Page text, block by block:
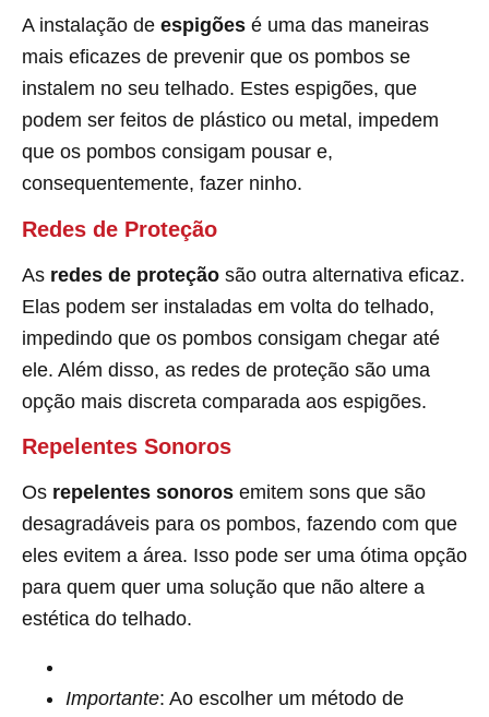
A instalação de espigões é uma das maneiras
mais eficazes de prevenir que os pombos se
instalem no seu telhado. Estes espigões, que
podem ser feitos de plástico ou metal, impedem
que os pombos consigam pousar e,
consequentemente, fazer ninho.
Redes de Proteção
As redes de proteção são outra alternativa eficaz.
Elas podem ser instaladas em volta do telhado,
impedindo que os pombos consigam chegar até
ele. Além disso, as redes de proteção são uma
opção mais discreta comparada aos espigões.
Repelentes Sonoros
Os repelentes sonoros emitem sons que são
desagradáveis para os pombos, fazendo com que
eles evitem a área. Isso pode ser uma ótima opção
para quem quer uma solução que não altere a
estética do telhado.
Importante: Ao escolher um método de